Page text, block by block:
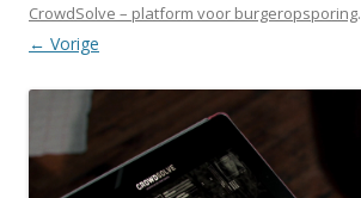
CrowdSolve – platform voor burgeropsporing.
← Vorige